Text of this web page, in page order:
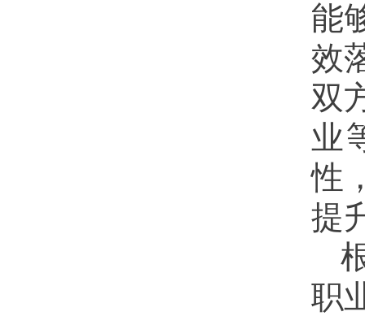
能
效
双
业
性
提
职